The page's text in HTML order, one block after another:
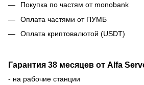
Покупка по частям от monobank
Оплата частями от ПУМБ
Оплата криптовалютой (USDT)
Гарантия 38 месяцев от Alfa
- на рабочие станции